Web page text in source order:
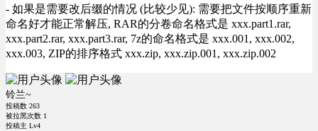
- 如果是需要改后缀的情况 (比较少见): 需要把文件按顺序重新
命名好才能正常解压, RAR的分卷命名格式是 xxx.part1.rar,
xxx.part2.rar, xxx.part3.rar, 7z的命名格式是 xxx.001, xxx.002,
xxx.003, ZIP的排序格式 xxx.zip, xxx.zip.001, xxx.zip.002
铃兰~
投稿数 263
被拉黑次数 1
投稿主 Lv4